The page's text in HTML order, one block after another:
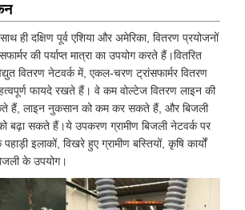
ही दक्षिण पूर्व एशिया और अमेरिका, वितरण प्रयोजनों
की पर्याप्त मात्रा का उपयोग करते हैं।वितरित
वितरण नेटवर्क में, एकल-चरण ट्रांसफार्मर वितरण
फायदे रखते हैं। वे कम वोल्टेज वितरण लाइन की
हैं, लाइन नुकसान को कम कर सकते हैं, और बिजली
बढ़ा सकते हैं।ये उपकरण ग्रामीण बिजली नेटवर्क पर
इलाकों, विखरे हुए ग्रामीण बस्तियों, कृषि कार्यों
के उपयोग।